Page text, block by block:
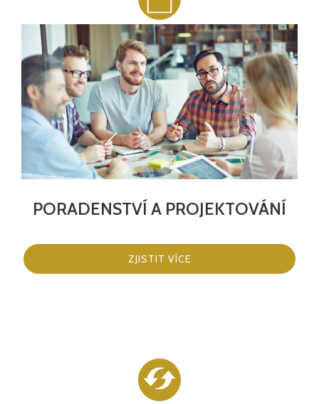
PORADENSTVÍ A PROJEKTOVÁNÍ
ZJISTIT VÍCE